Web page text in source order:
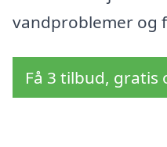
vandproblemer og
Få 3 tilbud,